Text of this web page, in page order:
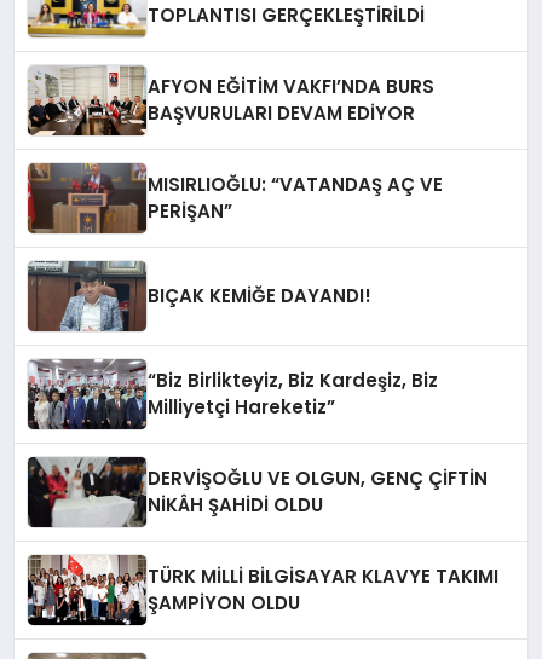
TOPLANTISI GERÇEKLEŞTİRİLDİ
AFYON EĞİTİM VAKFI’NDA BURS
BAŞVURULARI DEVAM EDİYOR
MISIRLIOĞLU: “VATANDAŞ AÇ VE
PERİŞAN”
BIÇAK KEMİĞE DAYANDI!
“Biz Birlikteyiz, Biz Kardeşiz, Biz
Milliyetçi Hareketiz”
DERVİŞOĞLU VE OLGUN, GENÇ ÇİFTİN
NİKÂH ŞAHİDİ OLDU
TÜRK MİLLİ BİLGİSAYAR KLAVYE TAKIMI
ŞAMPİYON OLDU